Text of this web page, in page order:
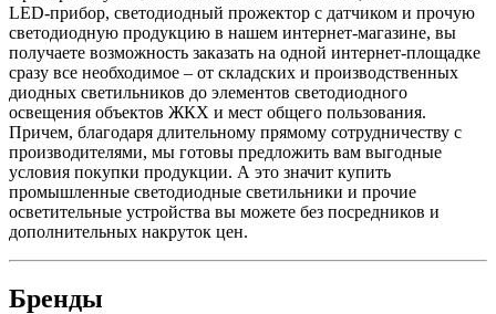
LED-прибор, светодиодный прожектор с датчиком и прочую
светодиодную продукцию в нашем интернет-магазине, вы
получаете возможность заказать на одной интернет-площадке
сразу все необходимое – от складских и производственных
диодных светильников до элементов светодиодного
освещения объектов ЖКХ и мест общего пользования.
Причем, благодаря длительному прямому сотрудничеству с
производителями, мы готовы предложить вам выгодные
условия покупки продукции. А это значит купить
промышленные светодиодные светильники и прочие
осветительные устройства вы можете без посредников и
дополнительных накруток цен.
Бренды